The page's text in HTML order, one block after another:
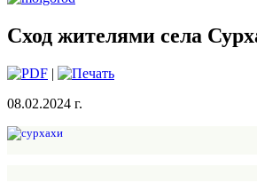
Сход жителями села
|
08.02.2024 г.